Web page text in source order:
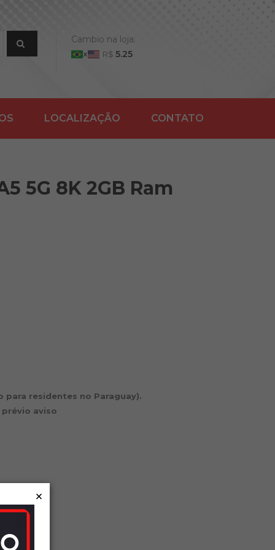
Cambio na loja:
R$ 5.25
LOCALIZAÇÃO CONTATO
5G 8K 2GB Ram
para residentes no Paraguay).
aviso
×